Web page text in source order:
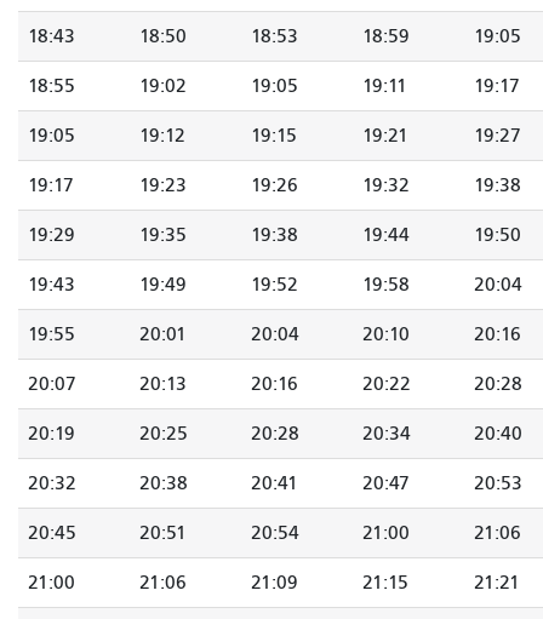
18:43 18:50 18:53 18:59 19:05
18:55 19:02 19:05 19:11 19:17
19:05 19:12 19:15 19:21 19:27
19:17 19:23 19:26 19:32 19:38
19:29 19:35 19:38 19:44 19:50
19:43 19:49 19:52 19:58 20:04
19:55 20:01 20:04 20:10 20:16
20:07 20:13 20:16 20:22 20:28
20:19 20:25 20:28 20:34 20:40
20:32 20:38 20:41 20:47 20:53
20:45 20:51 20:54 21:00 21:06
21:00 21:06 21:09 21:15 21:21